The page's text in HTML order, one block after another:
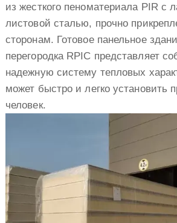
из жесткого пеноматериала PIR с
листовой сталью, прочно
сторонам. Готовое панельное
перегородка RPIC представляет
надежную систему тепловых
может быстро и легко установить
человек.